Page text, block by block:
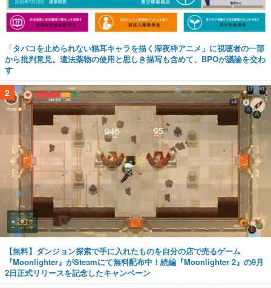
「タバコを止められない猫耳キャラを描く深夜枠アニメ」に視聴者の一部
から批判意見。違法薬物の使用と思しき描写も含めて、BPOが議論を交わ
す
2
【無料】ダンジョン探索で手に入れたものを自分の店で売るゲーム
『Moonlighter』がSteamにて無料配布中！続編『Moonlighter 2』の9月
2日正式リリースを記念したキャンペーン